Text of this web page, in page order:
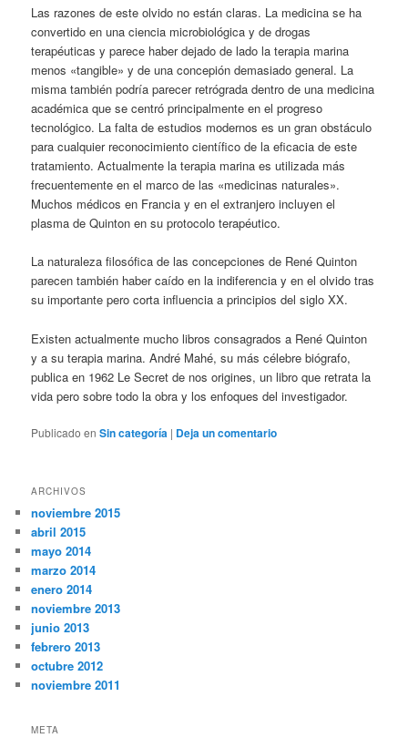
Las razones de este olvido no están claras. La medicina se ha
convertido en una ciencia microbiológica y de drogas
terapéuticas y parece haber dejado de lado la terapia marina
menos «tangible» y de una concepión demasiado general. La
misma también podría parecer retrógrada dentro de una medicina
académica que se centró principalmente en el progreso
tecnológico. La falta de estudios modernos es un gran obstáculo
para cualquier reconocimiento científico de la eficacia de este
tratamiento. Actualmente la terapia marina es utilizada más
frecuentemente en el marco de las «medicinas naturales».
Muchos médicos en Francia y en el extranjero incluyen el
plasma de Quinton en su protocolo terapéutico.
La naturaleza filosófica de las concepciones de René Quinton
parecen también haber caído en la indiferencia y en el olvido tras
su importante pero corta influencia a principios del siglo XX.
Existen actualmente mucho libros consagrados a René Quinton
y a su terapia marina. André Mahé, su más célebre biógrafo,
publica en 1962 Le Secret de nos origines, un libro que retrata la
vida pero sobre todo la obra y los enfoques del investigador.
Publicado en Sin categoría | Deja un comentario
ARCHIVOS
noviembre 2015
abril 2015
mayo 2014
marzo 2014
enero 2014
noviembre 2013
junio 2013
febrero 2013
octubre 2012
noviembre 2011
META